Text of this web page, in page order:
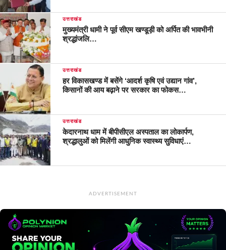
उत्तराखंड
मुख्यमंत्री धामी ने पूर्व सीएम खण्डूड़ी को अर्पित की भावभीनी
श्रद्धांजलि…
उत्तराखंड
हर विकासखण्ड में बसेंगे ‘आदर्श कृषि एवं उद्यान गांव’,
किसानों की आय बढ़ाने पर सरकार का फोकस…
उत्तराखंड
केदारनाथ धाम में बीपीसीएल अस्पताल का लोकार्पण,
श्रद्धालुओं को मिलेंगी आधुनिक स्वास्थ्य सुविधाएं…
ADVERTISEMENT